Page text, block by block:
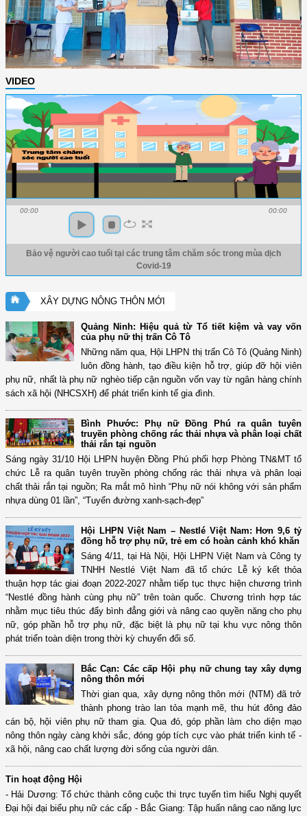
VIDEO
00:00 00:00
Bảo vệ người cao tuổi tại các trung tâm chăm sóc trong mùa dịch
Covid-19
XÂY DỰNG NÔNG THÔN MỚI
Quảng Ninh: Hiệu quả từ Tổ tiết kiệm và vay vốn
của phụ nữ thị trấn Cô Tô
Những năm qua, Hội LHPN thị trấn Cô Tô (Quảng Ninh)
luôn đồng hành, tạo điều kiện hỗ trợ, giúp đỡ hội viên
phụ nữ, nhất là phụ nữ nghèo tiếp cận nguồn vốn vay từ ngân hàng chính
sách xã hội (NHCSXH) để phát triển kinh tế gia đình.
Bình Phước: Phụ nữ Đồng Phú ra quân tuyên
truyền phòng chống rác thải nhựa và phân loại chất
thải rắn tại nguồn
Sáng ngày 31/10 Hội LHPN huyện Đồng Phú phối hợp Phòng TN&MT tổ
chức Lễ ra quân tuyên truyền phòng chống rác thải nhựa và phân loại
chất thải rắn tại nguồn; Ra mắt mô hình “Phụ nữ nói không với sản phẩm
nhựa dùng 01 lần”, “Tuyến đường xanh-sạch-đẹp”
Hội LHPN Việt Nam – Nestlé Việt Nam: Hơn 9,6 tỷ
đồng hỗ trợ phụ nữ, trẻ em có hoàn cảnh khó khăn
Sáng 4/11, tại Hà Nội, Hội LHPN Việt Nam và Công ty
TNHH Nestlé Việt Nam đã tổ chức Lễ ký kết thỏa
thuận hợp tác giai đoạn 2022-2027 nhằm tiếp tục thực hiện chương trình
“Nestlé đồng hành cùng phụ nữ” trên toàn quốc. Chương trình hợp tác
nhằm mục tiêu thúc đẩy bình đẳng giới và nâng cao quyền năng cho phụ
nữ, góp phần hỗ trợ phụ nữ, đặc biệt là phụ nữ tại khu vực nông thôn
phát triển toàn diện trong thời kỳ chuyển đổi số.
Bắc Cạn: Các cấp Hội phụ nữ chung tay xây dựng
nông thôn mới
Thời gian qua, xây dựng nông thôn mới (NTM) đã trở
thành phong trào lan tỏa mạnh mẽ, thu hút đông đảo
cán bộ, hội viên phụ nữ tham gia. Qua đó, góp phần làm cho diện mạo
nông thôn ngày càng khởi sắc, đóng góp tích cực vào phát triển kinh tế -
xã hội, nâng cao chất lượng đời sống của người dân.
Tin hoạt động Hội
- Hải Dương: Tổ chức thành công cuộc thi trực tuyến tìm hiểu Nghị quyết
Đại hội đại biểu phụ nữ các cấp - Bắc Giang: Tập huấn nâng cao năng lực